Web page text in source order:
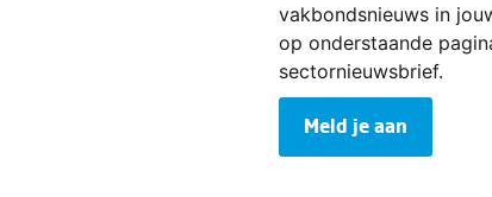
vakbondsnieuws in
op onderstaande
sectornieuwsbrief.
Meld je aan